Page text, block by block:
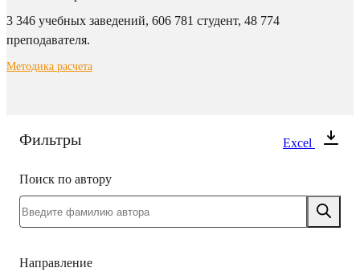
3 346 учебных заведений, 606 781 студент, 48 774
преподавателя.
Методика расчета
Фильтры Excel
Поиск по автору
Направление